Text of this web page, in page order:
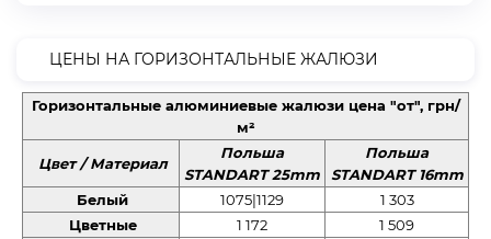
ЦЕНЫ НА ГОРИЗОНТАЛЬНЫЕ ЖАЛЮЗИ
Горизонтальные алюминиевые жалюзи цена "от", грн/
м²
Цвет / Материал
Польша
STANDART 25mm
Польша
STANDART 16mm
Белый
1075|1129
1 303
Цветные
1 172
1 509